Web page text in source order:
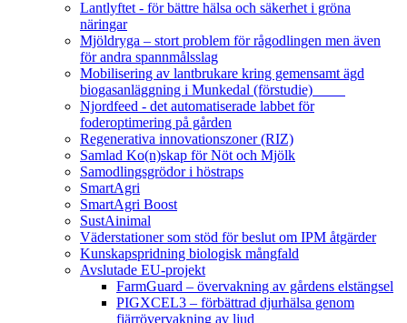
Lantlyftet - för bättre hälsa och säkerhet i gröna
näringar
Mjöldryga – stort problem för rågodlingen men även
för andra spannmålsslag
Mobilisering av lantbrukare kring gemensamt ägd
biogasanläggning i Munkedal (förstudie)
Njordfeed - det automatiserade labbet för
foderoptimering på gården
Regenerativa innovationszoner (RIZ)
Samlad Ko(n)skap för Nöt och Mjölk
Samodlingsgrödor i höstraps
SmartAgri
SmartAgri Boost
SustAinimal
Väderstationer som stöd för beslut om IPM åtgärder
Kunskapspridning biologisk mångfald
Avslutade EU-projekt
FarmGuard – övervakning av gårdens elstängsel
PIGXCEL3 – förbättrad djurhälsa genom
fjärrövervakning av ljud